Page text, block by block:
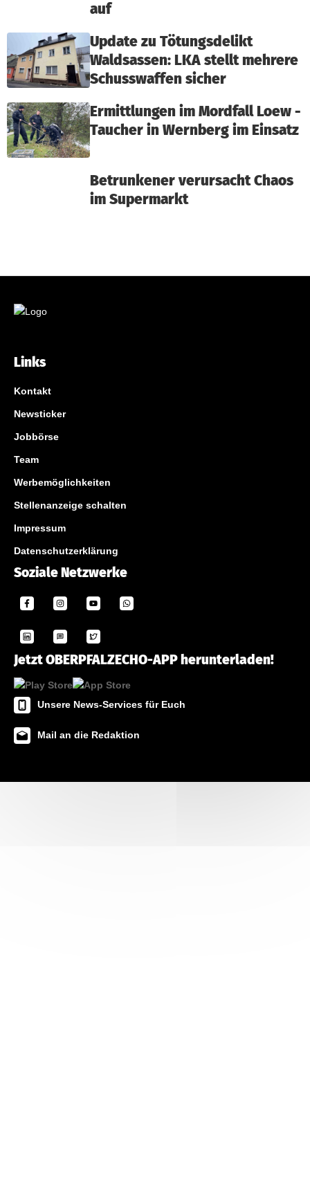
auf
Update zu Tötungsdelikt
Waldsassen: LKA stellt mehrere
Schusswaffen sicher
Ermittlungen im Mordfall Loew -
Taucher in Wernberg im Einsatz
Betrunkener verursacht Chaos
im Supermarkt
Links
Kontakt
Newsticker
Jobbörse
Team
Werbemöglichkeiten
Stellenanzeige schalten
Impressum
Datenschutzerklärung
Soziale Netzwerke
Jetzt OBERPFALZECHO-APP herunterladen!
Unsere News-Services für Euch
Mail an die Redaktion